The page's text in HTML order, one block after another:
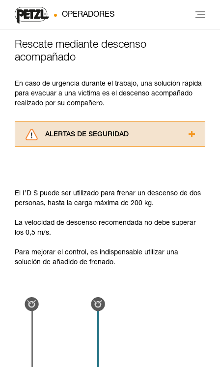
OPERADORES
Rescate mediante descenso
acompañado
En caso de urgencia durante el trabajo, una solución rápida
para evacuar a una víctima es el descenso acompañado
realizado por su compañero.
ALERTAS DE SEGURIDAD
comprender este complemento informativo.
Dominar estas técnicas requiere una formación
través de un profesional su capacidad para
ejecutar estas técnicas, solo y con total
autónoma.
Damos ejemplos de técnicas relacionadas con
El I’D S puede ser utilizado para frenar un descenso de dos
personas, hasta la carga máxima de 200 kg.
La velocidad de descenso recomendada no debe superar
los 0,5 m/s.
Para mejorar el control, es indispensable utilizar una
solución de añadido de frenado.